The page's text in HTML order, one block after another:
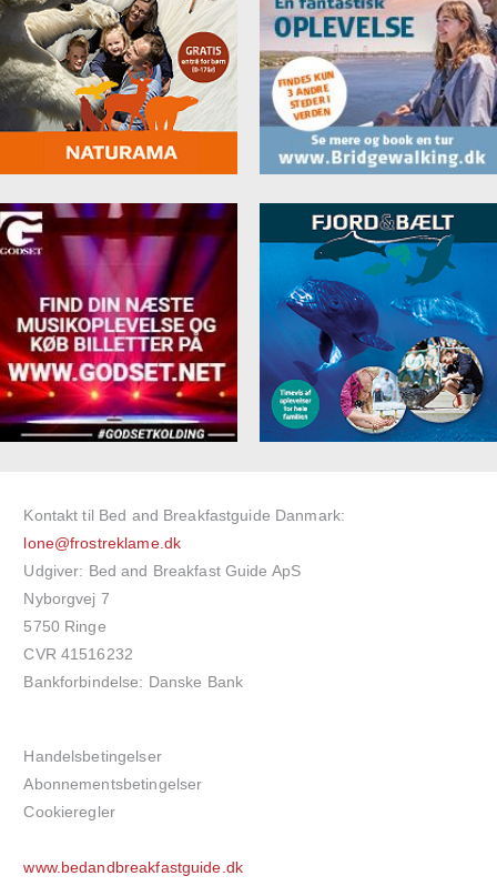
Kontakt til Bed and Breakfastguide Danmark:
lone@frostreklame.dk
Udgiver: Bed and Breakfast Guide ApS
Nyborgvej 7
5750 Ringe
CVR 41516232
Bankforbindelse: Danske Bank
Handelsbetingelser
Abonnementsbetingelser
Cookieregler
www.bedandbreakfastguide.dk